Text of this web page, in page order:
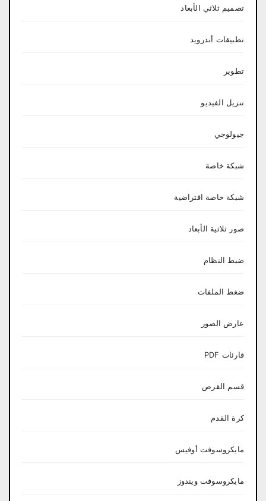
تصميم ثلاثي الأبعاد
تطبيقات أندرويد
تطوير
تنزيل الفيديو
جيولوجي
شبكة خاصة
شبكة خاصة افتراضية
صور ثلاثية الأبعاد
ضبط النظام
ضغط الملفات
عارض الصور
قارئات PDF
قسم القرص
كرة القدم
مايكروسوفت أوفيس
مايكروسوفت ويندوز